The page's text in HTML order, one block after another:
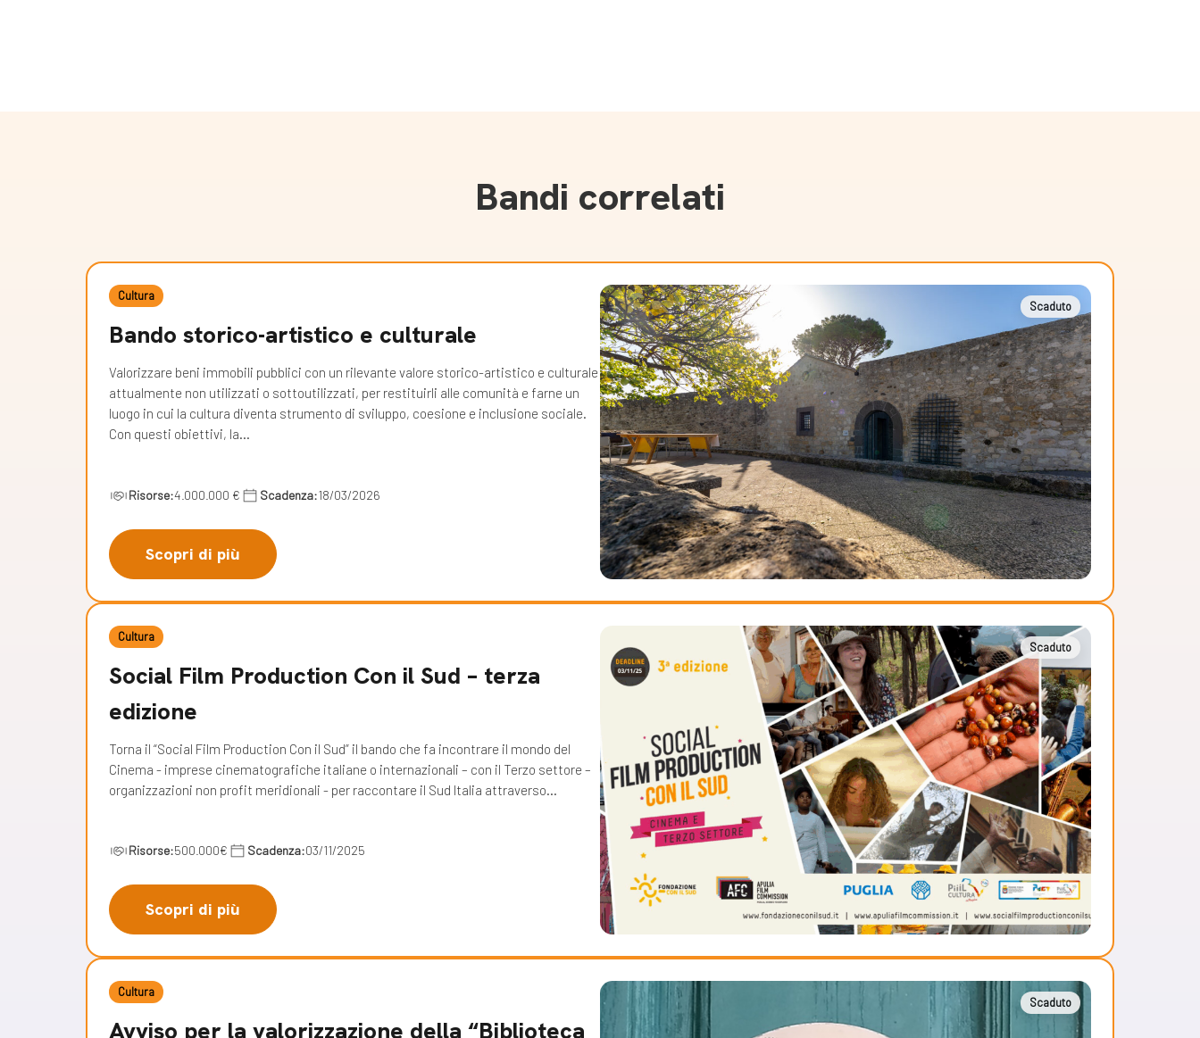
Bandi correlati
Cultura
Bando storico-artistico e culturale
Valorizzare beni immobili pubblici con un rilevante valore storico-artistico e culturale
attualmente non utilizzati o sottoutilizzati, per restituirli alle comunità e farne un
luogo in cui la cultura diventa strumento di sviluppo, coesione e inclusione sociale.
Con questi obiettivi, la…
Risorse:4.000.000 € Scadenza:18/03/2026
Scopri di più
Scaduto
Cultura
Social Film Production Con il Sud – terza
edizione
Torna il “Social Film Production Con il Sud” il bando che fa incontrare il mondo del
Cinema - imprese cinematografiche italiane o internazionali – con il Terzo settore –
organizzazioni non profit meridionali - per raccontare il Sud Italia attraverso…
Risorse:500.000€ Scadenza:03/11/2025
Scopri di più
Scaduto
Cultura
Avviso per la valorizzazione della “Biblioteca
Scaduto